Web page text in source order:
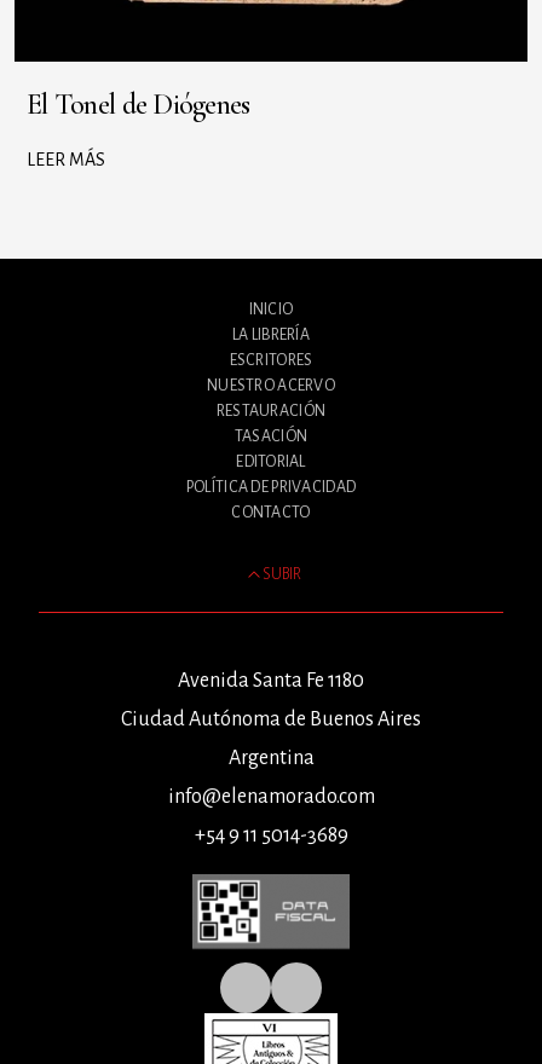
El Tonel de Diógenes
LEER MÁS
INICIO
LA LIBRERÍA
ESCRITORES
NUESTRO ACERVO
RESTAURACIÓN
TASACIÓN
EDITORIAL
POLÍTICA DE PRIVACIDAD
CONTACTO
SUBIR
Avenida Santa Fe 1180
Ciudad Autónoma de Buenos Aires
Argentina
info@elenamorado.com
+54 9 11 5014-3689